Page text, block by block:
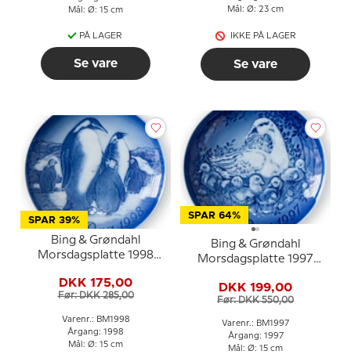
Mål: Ø: 15 cm
PÅ LAGER
Se vare
Mål: Ø: 23 cm
IKKE PÅ LAGER
Se vare
SPAR 39%
Bing & Grøndahl
Morsdagsplatte 1998
DKK 175,00
Før: DKK 285,00
Varenr.: BM1998
Årgang: 1998
Mål: Ø: 15 cm
SPAR 64%
Bing & Grøndahl
Morsdagsplatte 1997
DKK 199,00
Før: DKK 550,00
Varenr.: BM1997
Årgang: 1997
Mål: Ø: 15 cm